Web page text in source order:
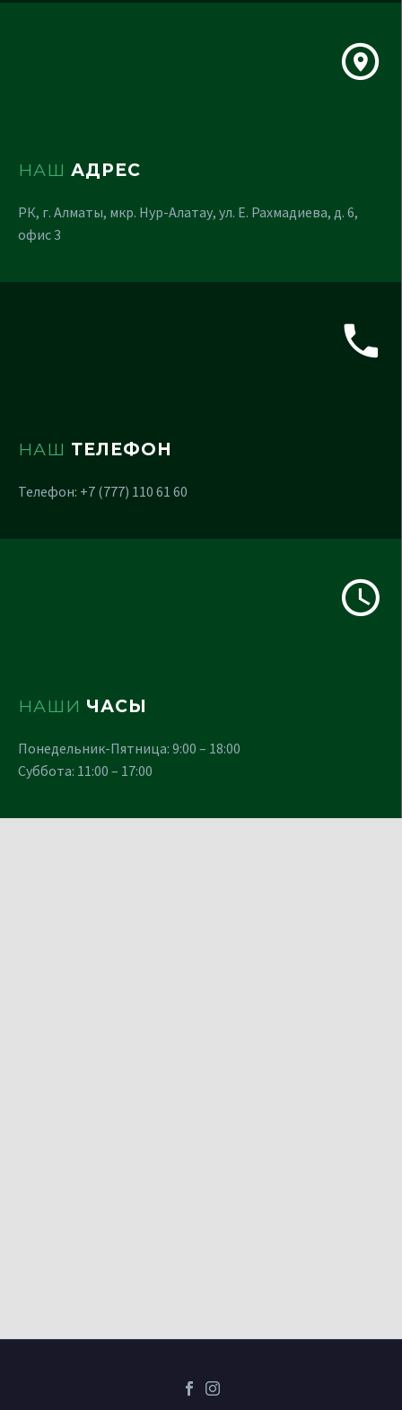
НАШ АДРЕС
РК, г. Алматы, мкр. Нур-Алатау, ул. Е. Рахмадиева, д. 6,
офис 3
НАШ ТЕЛЕФОН
Телефон: +7 (777) 110 61 60
НАШИ ЧАСЫ
Понедельник-Пятница: 9:00 – 18:00
Суббота: 11:00 – 17:00